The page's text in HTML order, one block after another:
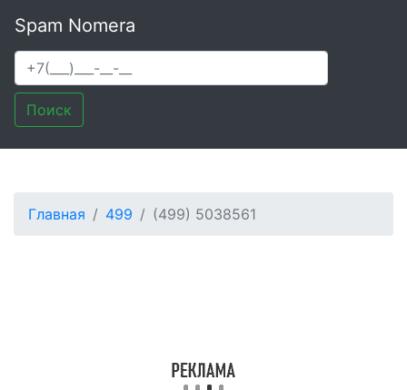
Spam Nomera
Поиск
Главная 499 (499) 5038561